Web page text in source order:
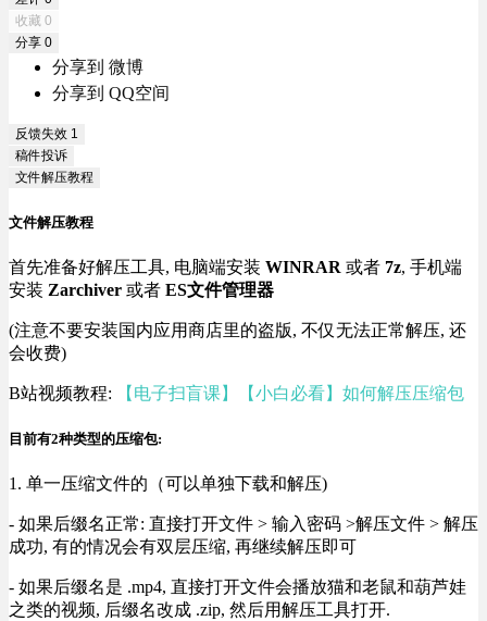
收藏 0
分享 0
分享到 微博
分享到 QQ空间
反馈失效 1
稿件投诉
文件解压教程
文件解压教程
首先准备好解压工具, 电脑端安装 WINRAR 或者 7z, 手机端
安装 Zarchiver 或者 ES文件管理器
(注意不要安装国内应用商店里的盗版, 不仅无法正常解压, 还
会收费)
B站视频教程: 【电子扫盲课】【小白必看】如何解压压缩包
目前有2种类型的压缩包:
1. 单一压缩文件的（可以单独下载和解压)
- 如果后缀名正常: 直接打开文件 > 输入密码 >解压文件 > 解压
成功, 有的情况会有双层压缩, 再继续解压即可
- 如果后缀名是 .mp4, 直接打开文件会播放猫和老鼠和葫芦娃
之类的视频, 后缀名改成 .zip, 然后用解压工具打开.